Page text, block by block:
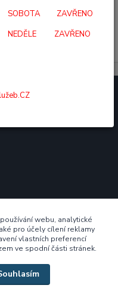
ZAVŘENO
ZAVŘENO
webu, analytické
pro účely cílení reklamy
vlastních preferencí
ve spodní části stránek.